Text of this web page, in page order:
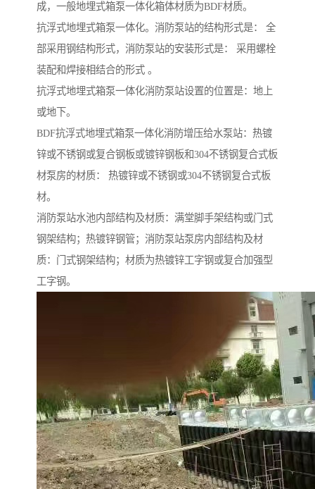
成，一般地埋式箱泵一体化箱体材质为BDF材质。
抗浮式地埋式箱泵一体化。消防泵站的结构形式是： 全
部采用钢结构形式，消防泵站的安装形式是： 采用螺栓
装配和焊接相结合的形式 。
抗浮式地埋式箱泵一体化消防泵站设置的位置是：地上
或地下。
BDF抗浮式地埋式箱泵一体化消防增压给水泵站：热镀
锌或不锈钢或复合钢板或镀锌钢板和304不锈钢复合式板
材泵房的材质： 热镀锌或不锈钢或304不锈钢复合式板
材。
消防泵站水池内部结构及材质：满堂脚手架结构或门式
钢架结构；热镀锌钢管；消防泵站泵房内部结构及材
质：门式钢架结构；材质为热镀锌工字钢或复合加强型
工字钢。